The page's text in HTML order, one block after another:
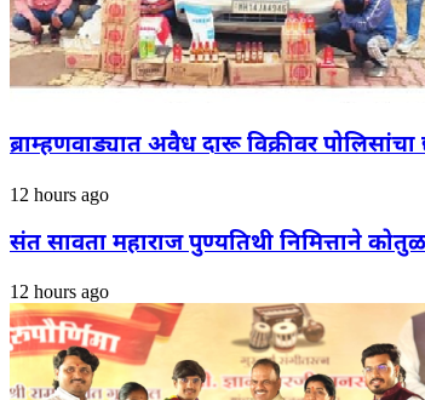
ब्राम्हणवाड्यात अवैध दारू विक्रीवर पोलिसांचा
12 hours ago
संत सावता महाराज पुण्यतिथी निमित्ताने
12 hours ago